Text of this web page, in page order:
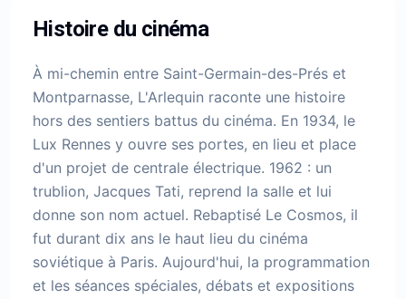
Histoire du cinéma
À mi-chemin entre Saint-Germain-des-Prés et
Montparnasse, L'Arlequin raconte une histoire
hors des sentiers battus du cinéma. En 1934, le
Lux Rennes y ouvre ses portes, en lieu et place
d'un projet de centrale électrique. 1962 : un
trublion, Jacques Tati, reprend la salle et lui
donne son nom actuel. Rebaptisé Le Cosmos, il
fut durant dix ans le haut lieu du cinéma
soviétique à Paris. Aujourd'hui, la programmation
et les séances spéciales, débats et expositions